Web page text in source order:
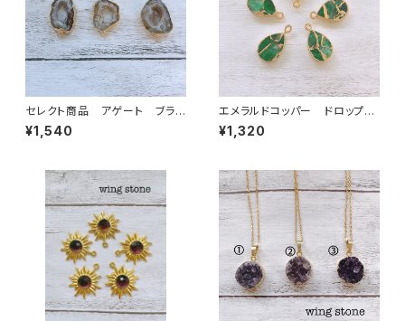
セレクト商品 アゲート ブラウ
ン×ゴールド 2カン ①②③
¥1,540
エメラルドコッパー ドロップ
型 1カン
¥1,320